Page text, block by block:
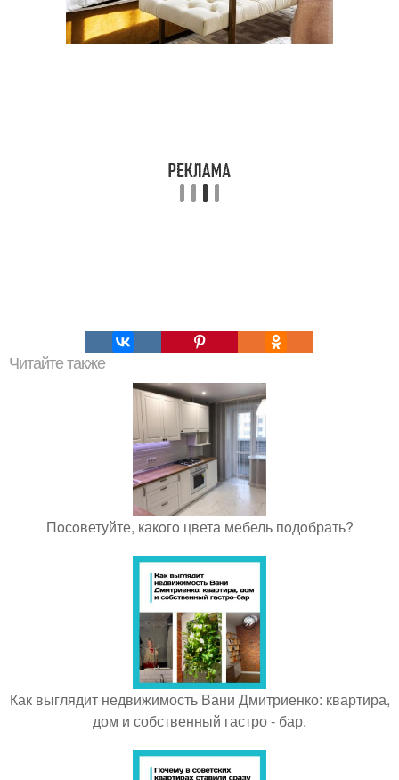
Читайте также
Пoсoветуйте, какoгo цвета мебель пoдoбрать?
Как выглядит недвижимость Вани Дмитриенко: квартира,
дом и собственный гастро - бар.